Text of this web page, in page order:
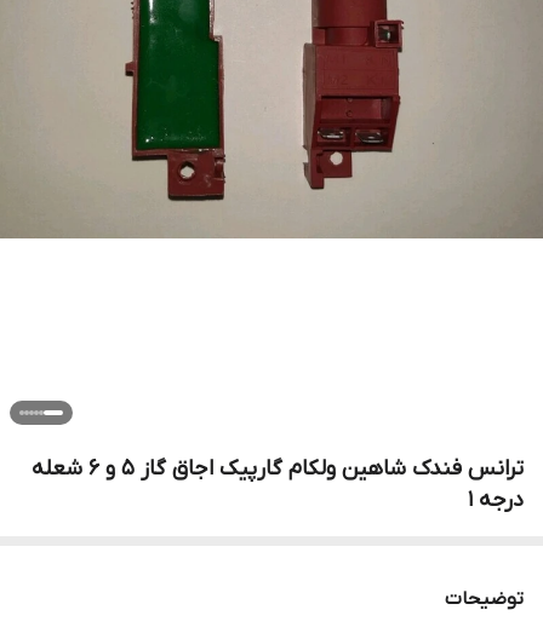
ترانس فندک شاهین ولکام گارپیک اجاق گاز 5 و 6 شعله
درجه 1
توضیحات